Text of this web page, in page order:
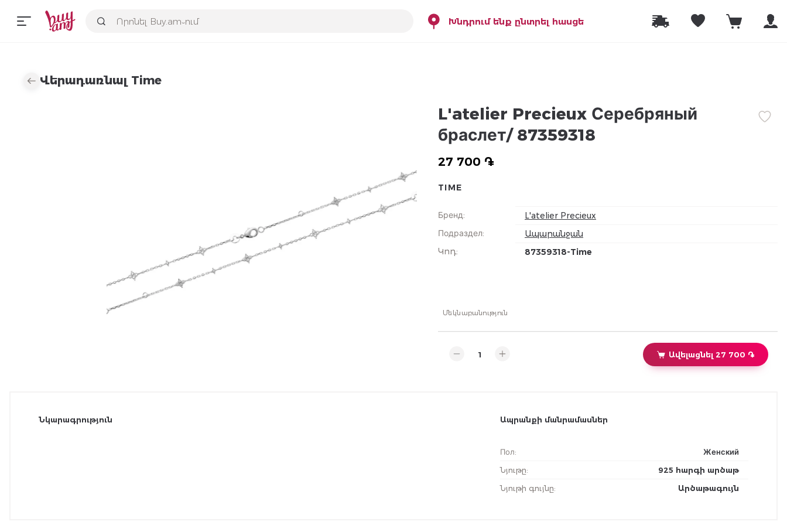
Խնդրում ենք ընտրել հասցե
Վերադառնալ Time
L'atelier Precieux Серебряный
браслет/ 87359318
27 700 ֏
TIME
Бренд:
L'atelier Precieux
Подраздел:
Ապարանջան
Կոդ: 87359318-Time
Մեկնաբանություն
Ավելացնել 27 700 ֏
Նկարագրություն Ապրանքի մանրամասներ
Пол:
Женский
Նյութը:
925 հարգի արծաթ
Նյութի գույնը: Արծաթագույն